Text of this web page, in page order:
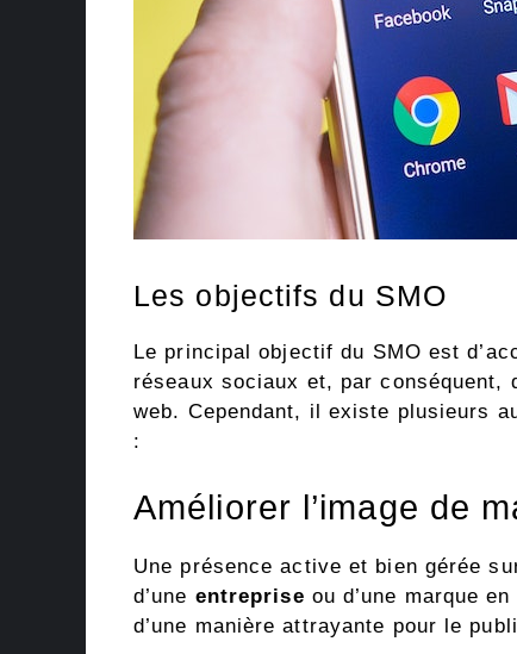
Les objectifs du SMO
Le principal objectif du SMO est
réseaux sociaux et, par conséquent,
web. Cependant, il existe plusieurs
:
Améliorer l’image de
Une présence active et bien gérée
d’une entreprise ou d’une marque
d’une manière attrayante pour le